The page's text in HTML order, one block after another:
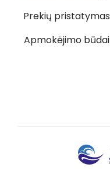
Prekių pristatymas
Apmokėjimo būdai